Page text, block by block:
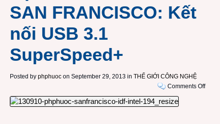
SAN FRANCISCO: Kết
nối USB 3.1
SuperSpeed+
Posted by phphuoc on September 29, 2013 in THẾ GIỚI CÔNG NGHỆ
Comments Offon